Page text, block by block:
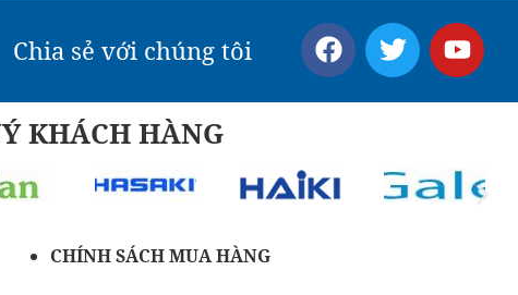
Chia sẻ với chúng tôi
KHÁCH HÀNG
CHÍNH SÁCH MUA HÀNG